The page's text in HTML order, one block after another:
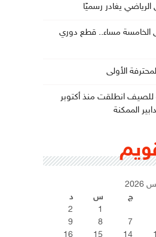
الرياضي يغادر رسميًا
الخامسة مساء.. قطع دوري
الأولى
للصيف انطلقت منذ أكتوبر
ج س
د
1
2
7
8
9
14
15
16